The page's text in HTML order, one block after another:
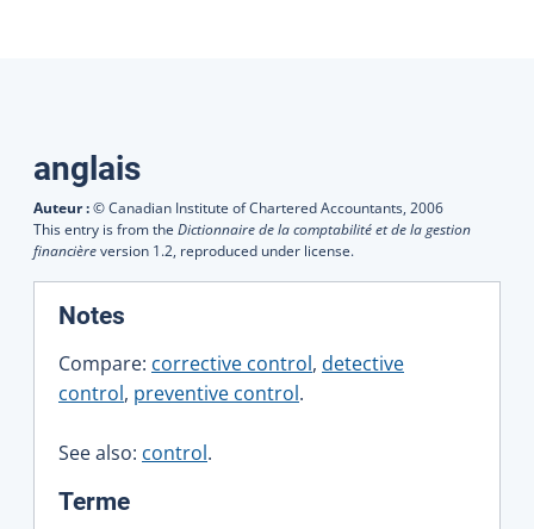
Traductions
anglais
Auteur :© Canadian Institute of Chartered Accountants, 2006
This entry is from the Dictionnaire de la comptabilité et de la gestion
financièreversion 1.2, reproduced under license.
Notes
Compare: corrective control, detective
control, preventive control.
See also: control.
Terme: